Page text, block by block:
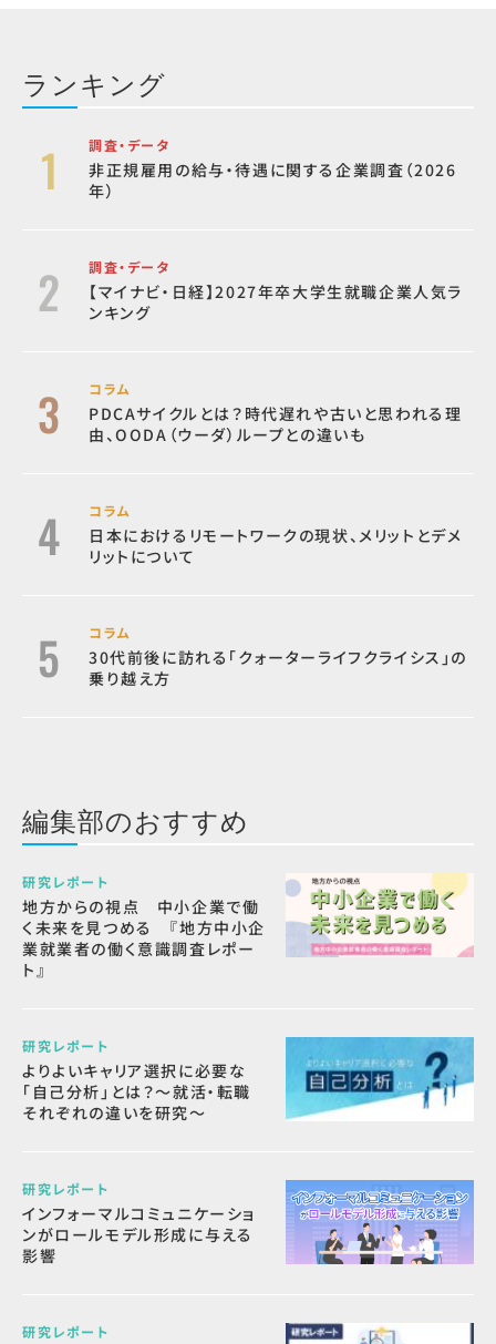
ランキング
調査・データ
非正規雇用の給与・待遇に関する企業調査（2026
年）
調査・データ
【マイナビ・日経】2027年卒大学生就職企業人気ラ
ンキング
コラム
PDCAサイクルとは？時代遅れや古いと思われる理
由、OODA（ウーダ）ループとの違いも
コラム
日本におけるリモートワークの現状、メリットとデメ
リットについて
コラム
30代前後に訪れる「クォーターライフクライシス」の
乗り越え方
編集部のおすすめ
研究レポート
地方からの視点 中小企業で働
く未来を見つめる 『地方中小企
業就業者の働く意識調査レポー
ト』
研究レポート
よりよいキャリア選択に必要な
「自己分析」とは？～就活・転職
それぞれの違いを研究～
研究レポート
インフォーマルコミュニケーショ
ンがロールモデル形成に与える
影響
研究レポート